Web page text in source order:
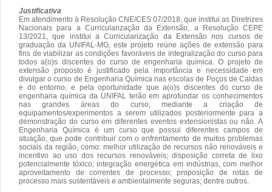
Justificativa
Em atendimento à Resolução CNE/CES 07/2018, que institui as Diretrizes
Nacionais para a Curricularização da Extensão, a Resolução CEPE
13/2021, que institui a Curricularização da Extensão nos cursos de
graduação da UNIFAL-MG, este projeto reúne ações de extensão para
fins de viabilizar as condições favoráveis de integralização do curso para
todos a(o)s discentes do curso de engenharia química. O projeto de
extensão proposto é justificado pela importância e necessidade em
divulgar o curso de Engenharia Química nas escolas de Poços de Caldas
e do entorno, e pela oportunidade que a(o)s discentes do curso de
engenharia química da UNIFAL terão em aprofundar os conhecimentos
nas grandes áreas do curso, mediante a criação de
equipamentos/experimentos a serem utilizados posteriormente para a
demonstração do curso em diferentes eventos extensionistas ou não. A
Engenharia Química é um curso que possui diferentes campos de
atuação, que pode contribuir com o enfrentamento de muitos problemas
sociais da região, como: melhor utilização de recursos não renováveis e
incentivo ao uso dos recursos renováveis; disposição correta de lixo
potencialmente tóxico; integração energética em indústrias, com melhor
aproveitamento de correntes de processo; proposição de rotas de
processo mais sustentáveis e ambientalmente seguras; dentre outros.